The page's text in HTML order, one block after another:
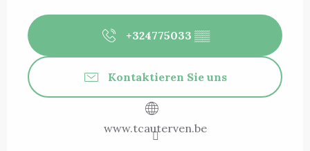
+324775033 ▒▒
Kontaktieren Sie uns
www.tcauterven.be